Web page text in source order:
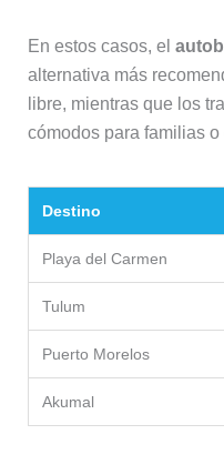
En estos casos, el
alternativa más
libre, mientras que los
cómodos para familias o
Destino
Playa del Carmen
Tulum
Puerto Morelos
Akumal